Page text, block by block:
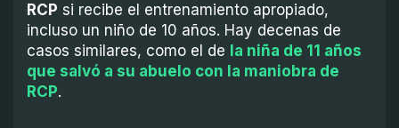
RCP si recibe el entrenamiento apropiado,
incluso un niño de 10 años. Hay decenas de
casos similares, como el de la niña de 11 años
que salvó a su abuelo con la maniobra de
RCP.